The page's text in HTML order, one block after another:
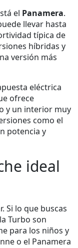
el Panamera.
llevar hasta
típica de
híbridas y
versión más
eléctrica
ofrece
y un interior muy
como el
potencia y
ideal
Si lo que buscas
Turbo son
para los niños y
o el Panamera